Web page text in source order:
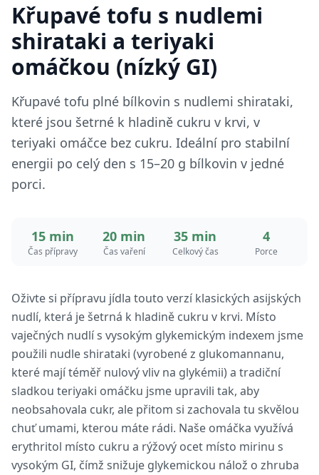
Křupavé tofu s nudlemi
shirataki a teriyaki
omáčkou (nízký GI)
Křupavé tofu plné bílkovin s nudlemi shirataki,
které jsou šetrné k hladině cukru v krvi, v
teriyaki omáčce bez cukru. Ideální pro stabilní
energii po celý den s 15–20 g bílkovin v jedné
porci.
15 min
Čas přípravy
20 min
Čas vaření
35 min
Celkový čas
4
Porce
Oživte si přípravu jídla touto verzí klasických asijských
nudlí, která je šetrná k hladině cukru v krvi. Místo
vaječných nudlí s vysokým glykemickým indexem jsme
použili nudle shirataki (vyrobené z glukomannanu,
které mají téměř nulový vliv na glykémii) a tradiční
sladkou teriyaki omáčku jsme upravili tak, aby
neobsahovala cukr, ale přitom si zachovala tu skvělou
chuť umami, kterou máte rádi. Naše omáčka využívá
erythritol místo cukru a rýžový ocet místo mirinu s
vysokým GI, čímž snižuje glykemickou nálož o zhruba